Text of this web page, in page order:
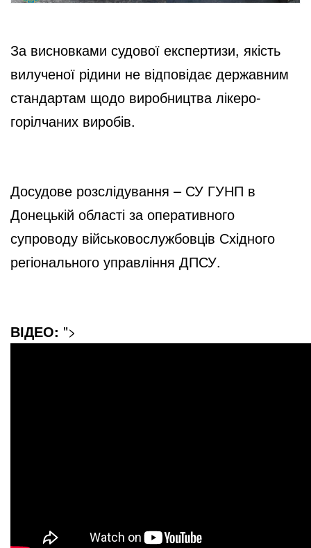
За висновками судової експертизи, якість
вилученої рідини не відповідає державним
стандартам щодо виробництва лікеро-
горілчаних виробів.
Досудове розслідування – СУ ГУНП в
Донецькій області за оперативного
супроводу військовослужбовців Східного
регіонального управління ДПСУ.
ВІДЕО: ">